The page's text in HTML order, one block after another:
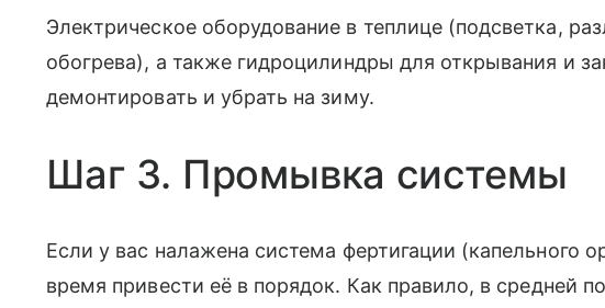
Электрическое оборудование в теплице (подсветка,
обогрева), а также гидроцилиндры для открывания и
демонтировать и убрать на зиму.
Шаг 3. Промывка системы
Если у вас налажена система фертигации (капельного
время привести её в порядок. Как правило, в средней